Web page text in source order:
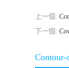
上一個:
下一個:
Contour-